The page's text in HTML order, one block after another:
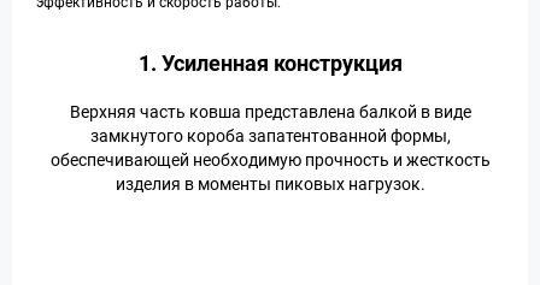
1. Усиленная конструкция
Верхняя часть ковша представлена балкой в виде
замкнутого короба запатентованной формы,
обеспечивающей необходимую прочность и жесткость
изделия в моменты пиковых нагрузок.